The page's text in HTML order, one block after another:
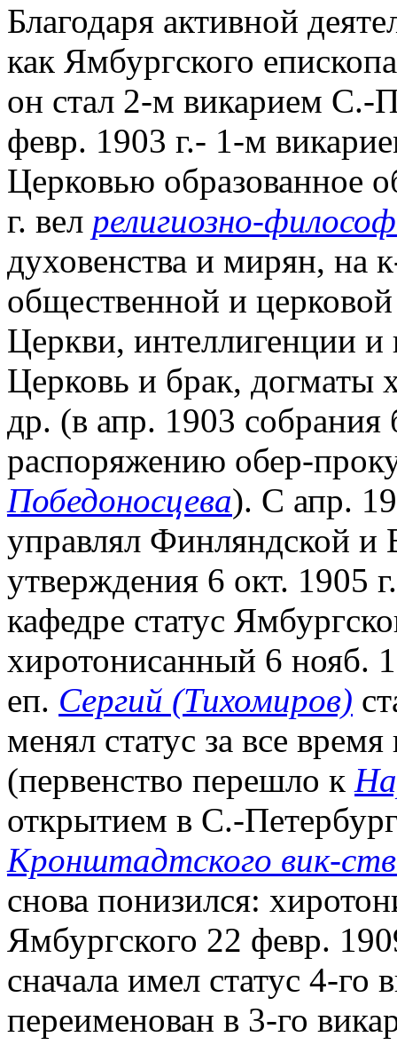
Благодаря активной
как Ямбургского
он стал 2-м викарием С.-
февр. 1903 г.- 1-м
Церковью образованное
г. вел религиозно-
духовенства и мирян, на
общественной и
Церкви, интеллигенции и
Церковь и брак, догматы
др. (в апр. 1903
распоряжению обер-
Победоносцева). С апр.
управлял Финляндской и
утверждения 6 окт. 1905
кафедре статус
хиротонисанный 6 нояб.
еп. Сергий (Тихомиров)
менял статус за все
(первенство перешло к
открытием в С.-
Кронштадтского вик-
снова понизился:
Ямбургского 22 февр.
сначала имел статус 4-го
переименован в 3-го